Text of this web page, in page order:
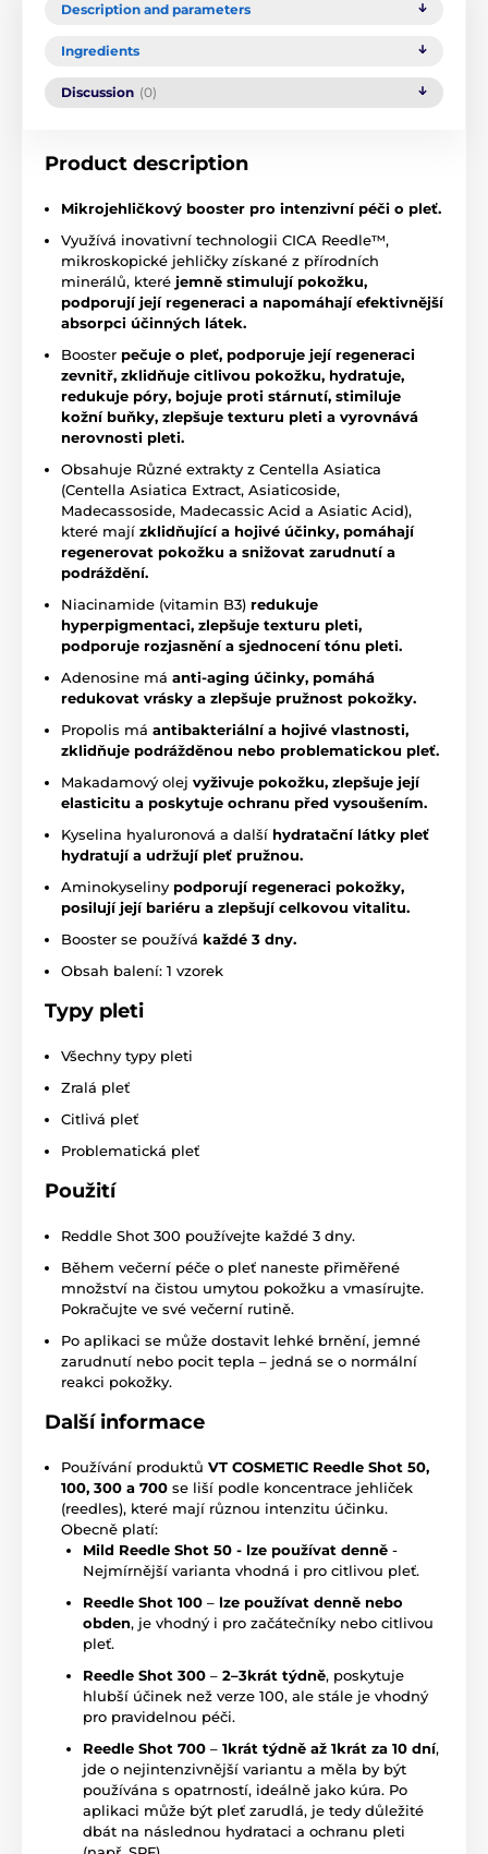
Description and parameters
Ingredients
Discussion (0)
Product description
Mikrojehličkový booster pro intenzivní péči o pleť.
Využívá inovativní technologii CICA Reedle™,
mikroskopické jehličky získané z přírodních
minerálů, které jemně stimulují pokožku,
podporují její regeneraci a napomáhají efektivnější
absorpci účinných látek.
Booster pečuje o pleť, podporuje její regeneraci
zevnitř, zklidňuje citlivou pokožku, hydratuje,
redukuje póry, bojuje proti stárnutí, stimiluje
kožní buňky, zlepšuje texturu pleti a vyrovnává
nerovnosti pleti.
Obsahuje Různé extrakty z Centella Asiatica
(Centella Asiatica Extract, Asiaticoside,
Madecassoside, Madecassic Acid a Asiatic Acid),
které mají zklidňující a hojivé účinky, pomáhají
regenerovat pokožku a snižovat zarudnutí a
podráždění.
Niacinamide (vitamin B3) redukuje
hyperpigmentaci, zlepšuje texturu pleti,
podporuje rozjasnění a sjednocení tónu pleti.
Adenosine má anti-aging účinky, pomáhá
redukovat vrásky a zlepšuje pružnost pokožky.
Propolis má antibakteriální a hojivé vlastnosti,
zklidňuje podrážděnou nebo problematickou pleť.
Makadamový olej vyživuje pokožku, zlepšuje její
elasticitu a poskytuje ochranu před vysoušením.
Kyselina hyaluronová a další hydratační látky pleť
hydratují a udržují pleť pružnou.
Aminokyseliny podporují regeneraci pokožky,
posilují její bariéru a zlepšují celkovou vitalitu.
Booster se používá každé 3 dny.
Obsah balení: 1 vzorek
Typy pleti
Všechny typy pleti
Zralá pleť
Citlivá pleť
Problematická pleť
Použití
Reddle Shot 300 používejte každé 3 dny.
Během večerní péče o pleť naneste přiměřené
množství na čistou umytou pokožku a vmasírujte.
Pokračujte ve své večerní rutině.
Po aplikaci se může dostavit lehké brnění, jemné
zarudnutí nebo pocit tepla – jedná se o normální
reakci pokožky.
Další informace
Používání produktů VT COSMETIC Reedle Shot 50,
100, 300 a 700 se liší podle koncentrace jehliček
(reedles), které mají různou intenzitu účinku.
Obecně platí:
Mild Reedle Shot 50 - lze používat denně -
Nejmírnější varianta vhodná i pro citlivou pleť.
Reedle Shot 100 – lze používat denně nebo
obden, je vhodný i pro začátečníky nebo citlivou
pleť.
Reedle Shot 300 – 2–3krát týdně, poskytuje
hlubší účinek než verze 100, ale stále je vhodný
pro pravidelnou péči.
Reedle Shot 700 – 1krát týdně až 1krát za 10 dní,
jde o nejintenzivnější variantu a měla by být
používána s opatrností, ideálně jako kúra. Po
aplikaci může být pleť zarudlá, je tedy důležité
dbát na následnou hydrataci a ochranu pleti